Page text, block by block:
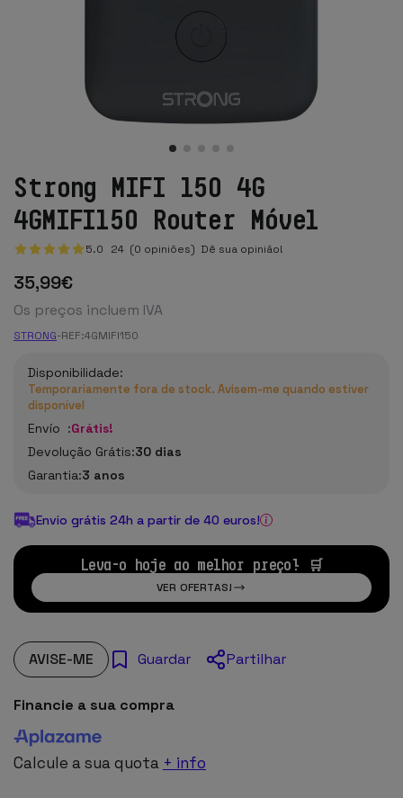
Strong MIFI 150 4G
4GMIFI150 Router Móvel
5.0 24 (0 opiniões) Dê sua opinião!
35,99€
Os preços incluem IVA
STRONG-REF:4GMIFI150
Disponibilidade:
Temporariamente fora de stock. Avisem-me quando estiver
disponível
Envío :Grátis!
Devolução Grátis:30 dias
Garantia:3 anos
Envio grátis 24h a partir de 40 euros!
Leva-o hoje ao melhor preço! 🛒
VER OFERTAS!
AVISE-ME Guardar Partilhar
Financie a sua compra
Calcule a sua quota + info